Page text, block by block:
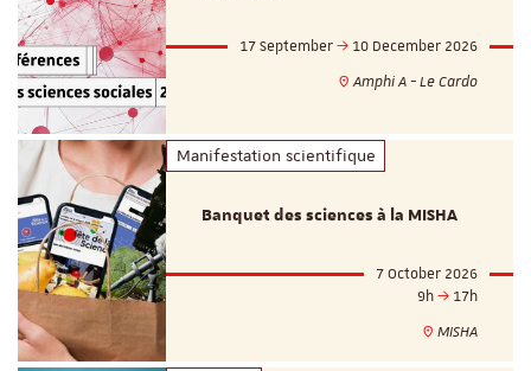
17 September
10 December 2026
Amphi A - Le Cardo
Manifestation scientifique
Banquet des sciences à la MISHA
7 October 2026
9h
17h
MISHA